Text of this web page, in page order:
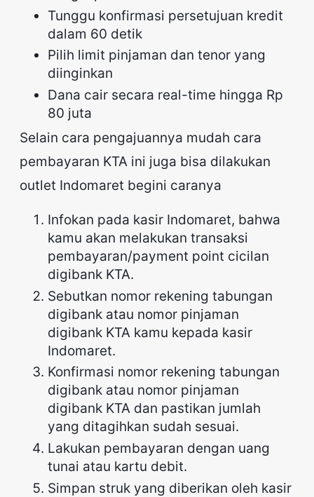
Tunggu konfirmasi persetujuan kredit
dalam 60 detik
Pilih limit pinjaman dan tenor yang
diinginkan
Dana cair secara real-time hingga Rp
80 juta
Selain cara pengajuannya mudah cara
pembayaran KTA ini juga bisa dilakukan
outlet Indomaret begini caranya
Infokan pada kasir Indomaret, bahwa
kamu akan melakukan transaksi
pembayaran/payment point cicilan
digibank KTA.
Sebutkan nomor rekening tabungan
digibank atau nomor pinjaman
digibank KTA kamu kepada kasir
Indomaret.
Konfirmasi nomor rekening tabungan
digibank atau nomor pinjaman
digibank KTA dan pastikan jumlah
yang ditagihkan sudah sesuai.
Lakukan pembayaran dengan uang
tunai atau kartu debit.
Simpan struk yang diberikan oleh kasir